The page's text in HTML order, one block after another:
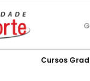
Cursos